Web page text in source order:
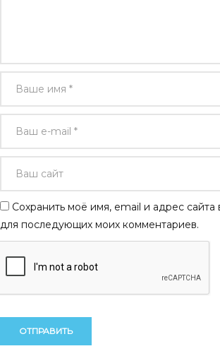
Сохранить моё имя, email и адрес сайта
для последующих моих комментариев.